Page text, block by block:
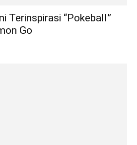
Terinspirasi “Pokeball”
Go